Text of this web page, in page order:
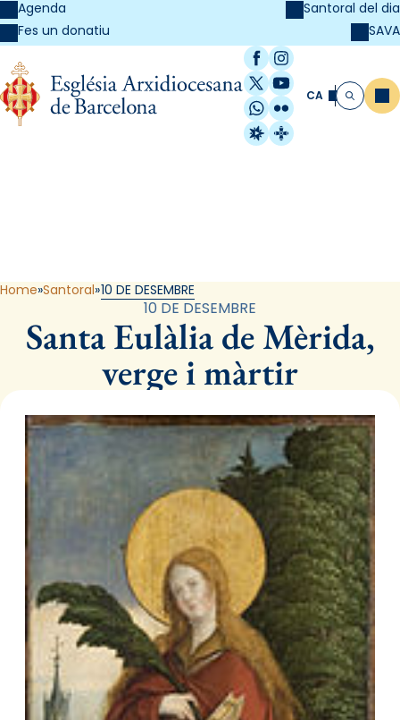
Agenda
Fes un donatiu
Santoral del dia
SAVA
Facebook
Instagram
X / Twitter
YouTube
WhatsApp
Flickr
Radio Estel
Catalunya
CA Cerca
Home Santoral 10 DE DESEMBRE
10 DE DESEMBRE
Santa Eulàlia de Mèrida,
verge i màrtir